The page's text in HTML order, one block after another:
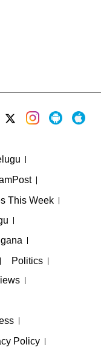
This Week
Politics
Policy